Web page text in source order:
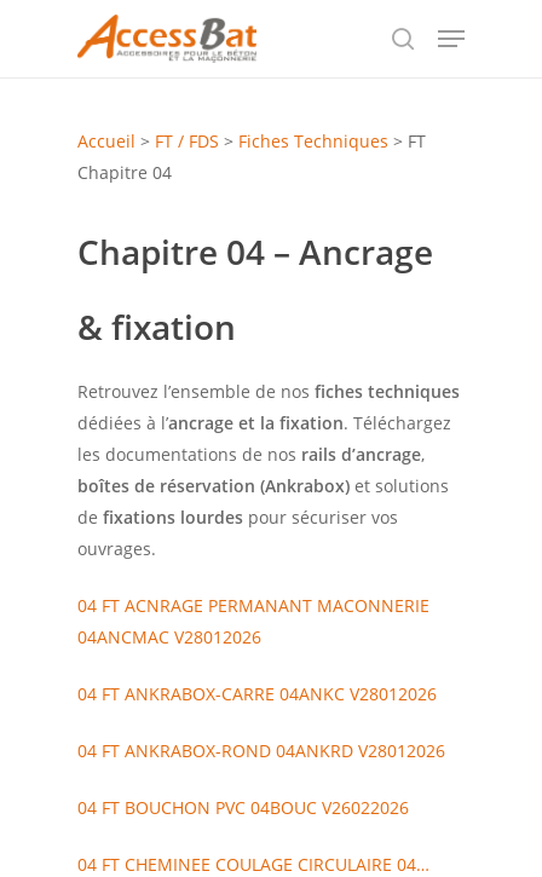
search
Menu
Accueil > FT / FDS > Fiches Techniques > FT
Chapitre 04
Chapitre 04 – Ancrage
& fixation
Retrouvez l’ensemble de nosfiches techniques
dédiées à l’ancrage et la fixation. Téléchargez
les documentations de nos rails d’ancrage,
boîtes de réservation (Ankrabox) et solutions
defixations lourdes pour sécuriser vos
ouvrages.
04 FT ACNRAGE PERMANANT MACONNERIE
04ANCMAC V28012026
04 FT ANKRABOX-CARRE 04ANKC V28012026
04 FT ANKRABOX-ROND 04ANKRD V28012026
04 FT BOUCHON PVC 04BOUC V26022026
04 FT CHEMINEE COULAGE CIRCULAIRE 04…